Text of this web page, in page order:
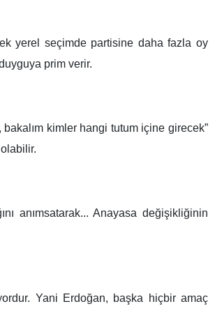
yerel seçimde partisine daha fazla oy
prim verir.
kimler hangi tutum içine girecek”
anımsatarak... Anayasa değişikliğinin
Yani Erdoğan, başka hiçbir amaç